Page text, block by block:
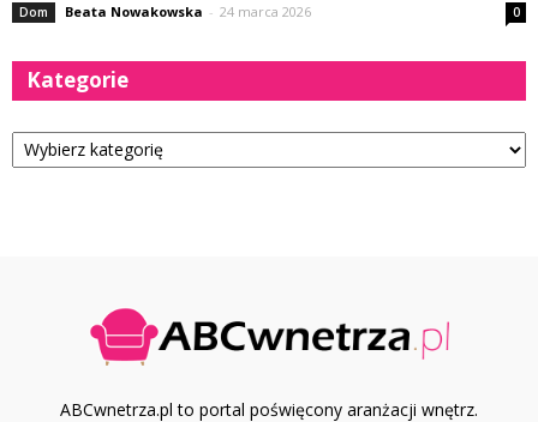
Dom Beata Nowakowska - 24 marca 2026 0
Kategorie
Kategorie
ABCwnetrza.pl to portal poświęcony aranżacji wnętrz.